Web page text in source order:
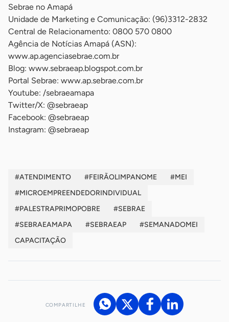
Sebrae no Amapá
Unidade de Marketing e Comunicação: (96)3312-2832
Central de Relacionamento: 0800 570 0800
Agência de Notícias Amapá (ASN):
www.ap.agenciasebrae.com.br
Blog: www.sebraeap.blogspot.com.br
Portal Sebrae: www.ap.sebrae.com.br
Youtube: /sebraeamapa
Twitter/X: @sebraeap
Facebook: @sebraeap
Instagram: @sebraeap
#ATENDIMENTO #FEIRÃOLIMPANOME
#MEI
#MICROEMPREENDEDORINDIVIDUAL
#PALESTRAPRIMOPOBRE
#SEBRAE
#SEBRAEAMAPA
#SEBRAEAP
#SEMANADOMEI
CAPACITAÇÃO
COMPARTILHE